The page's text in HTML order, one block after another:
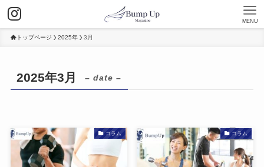
MENU
トップページ 2025年 3月
2025年3月 – date –
コラム コラム